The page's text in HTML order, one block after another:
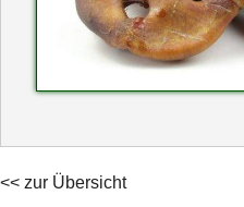
<< zur Übersicht